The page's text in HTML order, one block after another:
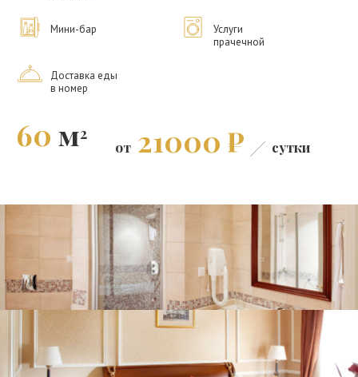
Мини-бар
Услуги
прачечной
Доставка еды
в номер
60 м2
от 21000 сутки